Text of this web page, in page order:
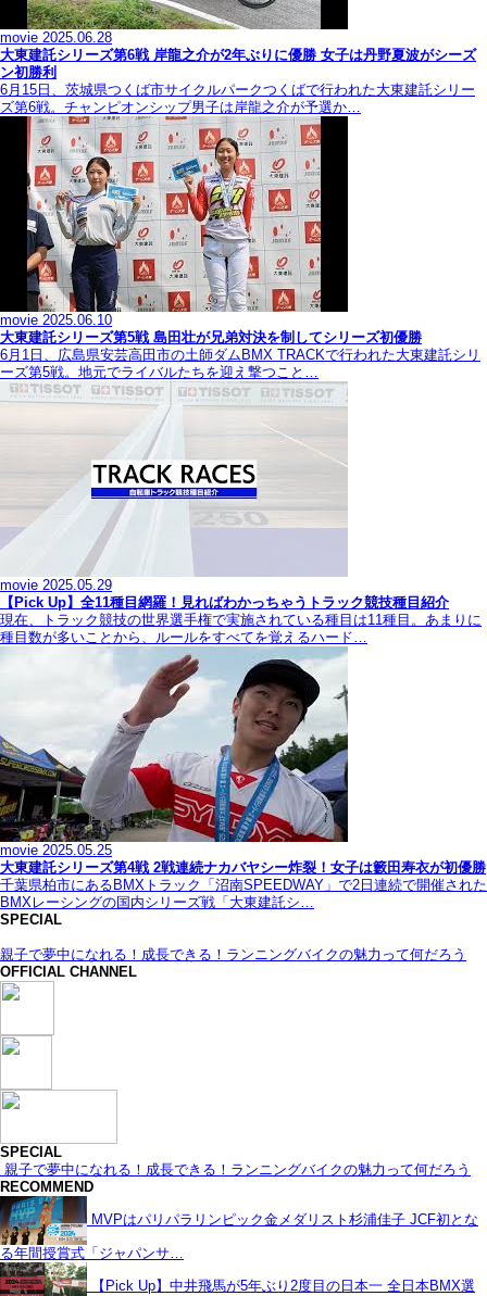
movie 2025.06.28
大東建託シリーズ第6戦 岸龍之介が2年ぶりに優勝 女子は丹野夏波がシーズ
ン初勝利
6月15日、茨城県つくば市サイクルパークつくばで行われた大東建託シリー
ズ第6戦。チャンピオンシップ男子は岸龍之介が予選か…
movie 2025.06.10
大東建託シリーズ第5戦 島田壮が兄弟対決を制してシリーズ初優勝
6月1日、広島県安芸高田市の土師ダムBMX TRACKで行われた大東建託シリ
ーズ第5戦。地元でライバルたちを迎え撃つこと…
movie 2025.05.29
【Pick Up】全11種目網羅！見ればわかっちゃうトラック競技種目紹介
現在、トラック競技の世界選手権で実施されている種目は11種目。あまりに
種目数が多いことから、ルールをすべてを覚えるハード…
movie 2025.05.25
大東建託シリーズ第4戦 2戦連続ナカバヤシー炸裂！女子は籔田寿衣が初優勝
千葉県柏市にあるBMXトラック「沼南SPEEDWAY」で2日連続で開催された
BMXレーシングの国内シリーズ戦「大東建託シ…
SPECIAL
親子で夢中になれる！成長できる！ランニングバイクの魅力って何だろう
OFFICIAL CHANNEL
SPECIAL
親子で夢中になれる！成長できる！ランニングバイクの魅力って何だろう
RECOMMEND
MVPはパリパラリンピック金メダリスト杉浦佳子 JCF初とな
る年間授賞式「ジャパンサ…
【Pick Up】中井飛馬が5年ぶり2度目の日本一 全日本BMX選